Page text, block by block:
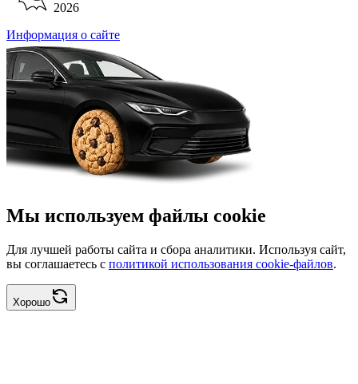
2026
Информация о сайте
Мы используем файлы cookie
Для лучшей работы сайта и сбора аналитики. Используя сайт,
вы соглашаетесь с политикой использования cookie-файлов.
Хорошо